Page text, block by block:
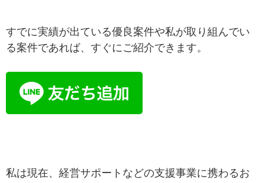
すでに実績が出ている優良案件や私が取り組んでい
る案件であれば、すぐにご紹介できます。
私は現在、経営サポートなどの支援事業に携わるお